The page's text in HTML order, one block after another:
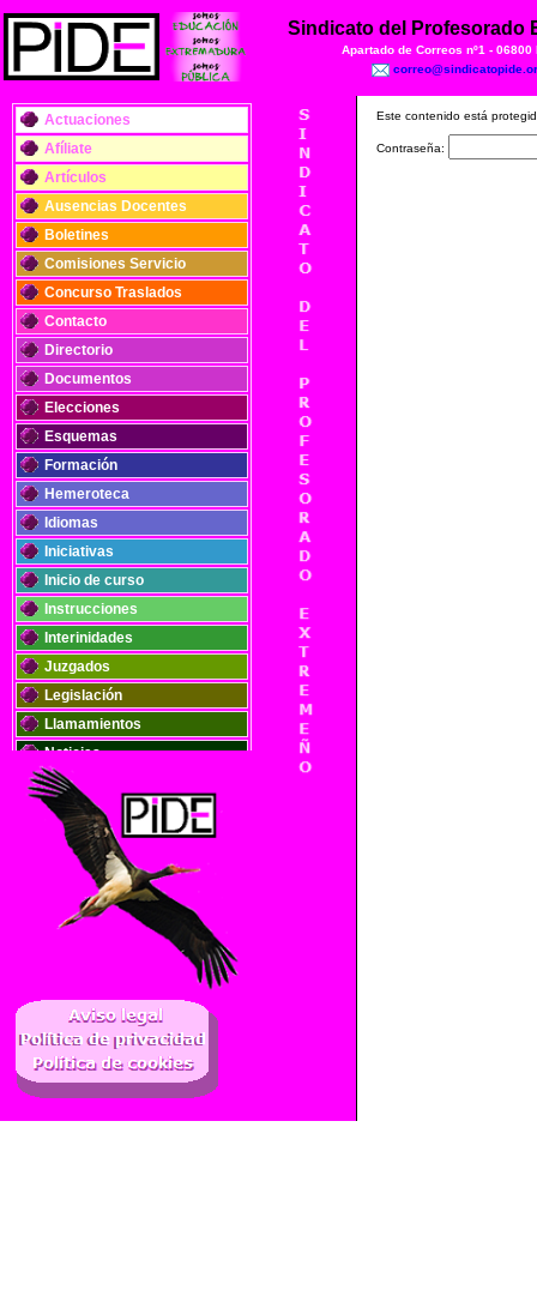
Sindicato del Profesorado
Apartado de Correos nº1 - 06800
Actuaciones
Afíliate
Artículos
Ausencias Docentes
Boletines
Comisiones Servicio
Concurso Traslados
Contacto
Directorio
Documentos
Elecciones
Esquemas
Formación
Hemeroteca
Idiomas
Iniciativas
Inicio de curso
Instrucciones
Interinidades
Juzgados
Legislación
Llamamientos
Noticias
Oposiciones
Plantillas
Publicaciones
Registros
Retribuciones
Solidaridad
Este contenido está
Contraseña: